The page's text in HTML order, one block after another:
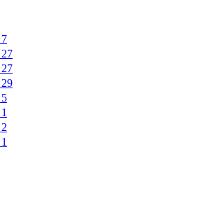
7
27
27
29
5
1
2
1